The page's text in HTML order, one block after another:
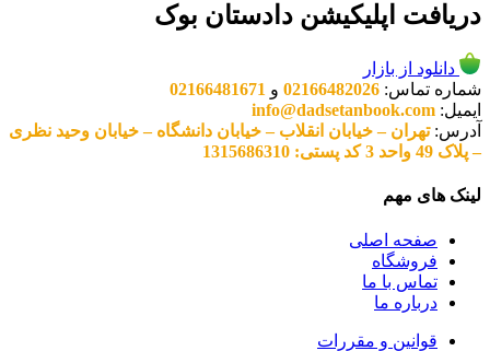
دریافت اپلیکیشن دادستان بوک
دانلود از بازار
شماره تماس: 02166482026 و 02166481671
ایمیل: info@dadsetanbook.com
آدرس:تهران – خیابان انقلاب – خیابان دانشگاه – خیابان وحید نظری
– پلاک 49 واحد 3 کد پستی: 1315686310
لینک های مهم
صفحه اصلی
فروشگاه
تماس با ما
درباره ما
قوانین و مقررات